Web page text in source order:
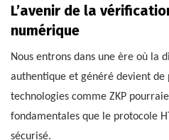
L’avenir de la
numérique
Nous entrons dans une ère où la
authentique et généré devient de
technologies comme ZKP
fondamentales que le protocole
sécurisé.